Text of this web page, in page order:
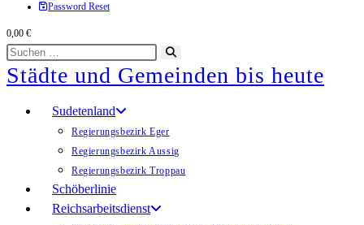
springenPassword Reset
0,00 €
Diese
Website
durchsuchen
starten
Städte und Gemeinden bis heute
Sudetenland
Regierungsbezirk Eger
Regierungsbezirk Aussig
Regierungsbezirk Troppau
Schöberlinie
Reichsarbeitsdienst